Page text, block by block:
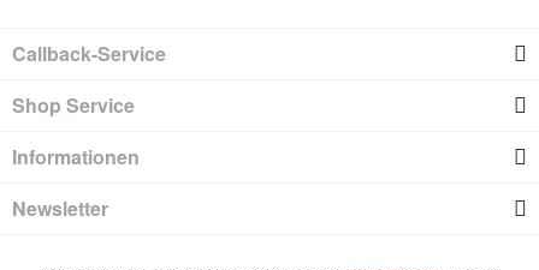
Callback-Service
Shop Service
Informationen
Newsletter